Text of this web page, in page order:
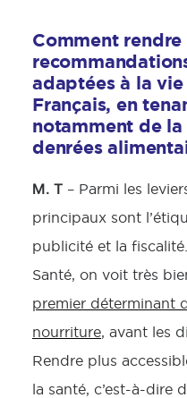
Comment rendre
adaptées à la
Français, en
notamment de
denrées
M. T – Parmi les
principaux sont
publicité et la
Santé, on voit très
premier déterminant
nourriture, avant les
Rendre plus
la santé, c’est-à-dire